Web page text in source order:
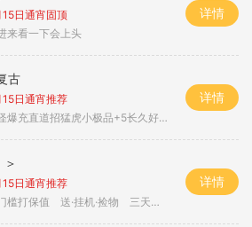
15日通宵固顶
来看一下会上头
详情
古
15日通宵推荐
爆充直道招猛虎小极品+5长久好玩
详情
15日通宵推荐
槛打保值 送·挂机·捡物 三天合区＞
详情